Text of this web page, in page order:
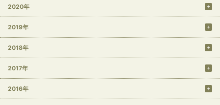
2020年
2019年
2018年
2017年
2016年